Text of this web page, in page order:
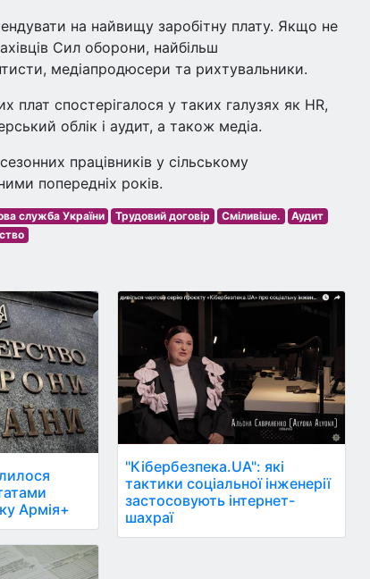
на найвищу заробітну плату. Якщо не
Сил оборони, найбільш
медіапродюсери та рихтувальники.
спостерігалося у таких галузях як HR,
облік і аудит, а також медіа.
працівників у сільському
попередніх років.
служба України Трудовий договір Сміливіше.
Аудит
Армія+
"Кібербезпека.UA": які
тактики соціальної інженерії
застосовують інтернет-
шахраї